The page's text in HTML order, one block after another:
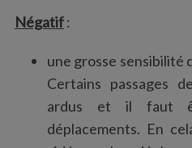
Négatif:
une grosse sensibilité
Certains passages
ardus et il faut
déplacements. En